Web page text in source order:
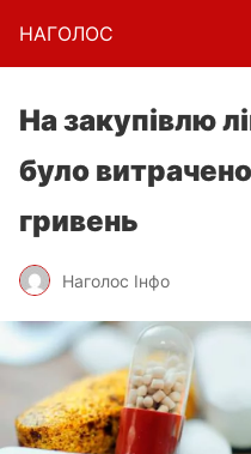
НАГОЛОC
На закупівлю
було
гривень
Наголос Інфо